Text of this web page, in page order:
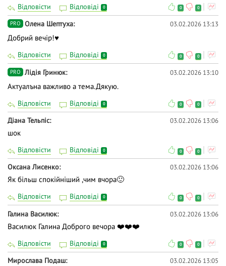
Відповісти Відповіді 0 0 0
PRO Олена Шептуха 03.02.2026 13:13
Добрий вечір!♥️
Відповісти Відповіді 0 0 0
PRO Лідія Гринюк 03.02.2026 13:10
Актуалъна важливо а тема.Дякую.
Відповісти Відповіді 0 0 0
Діана Тельпіс 03.02.2026 13:06
шок
Відповісти Відповіді 0 0 0
Оксана Лисенко 03.02.2026 13:06
Як більш спокійніший ,чим вчора🙂
Відповісти Відповіді 0 0 0
Галина Василюк 03.02.2026 13:06
Василюк Галина Доброго вечора ❤️❤️❤️
Відповісти Відповіді 0 0 0
Мирослава Подаш 03.02.2026 13:05